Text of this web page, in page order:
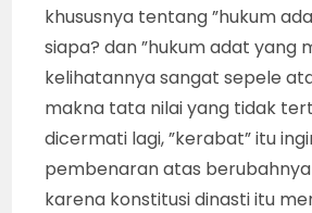
khususnya tentang ”hukum
siapa? dan ”hukum adat yang
kelihatannya sangat sepele
makna tata nilai yang tidak
dicermati lagi, ”kerabat” itu
pembenaran atas
karena konstitusi dinasti itu